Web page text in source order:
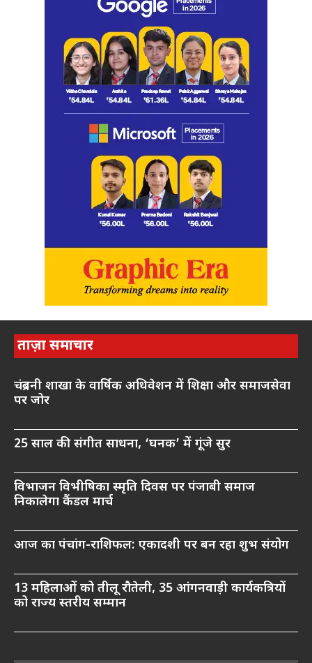
ताज़ा समाचार
चंद्रबनी शाखा के वार्षिक अधिवेशन में शिक्षा और समाजसेवा
पर जोर
25 साल की संगीत साधना, ‘घनक’ में गूंजे सुर
विभाजन विभीषिका स्मृति दिवस पर पंजाबी समाज
निकालेगा कैंडल मार्च
आज का पंचांग-राशिफल: एकादशी पर बन रहा शुभ संयोग
13 महिलाओं को तीलू रौतेली, 35 आंगनवाड़ी कार्यकत्रियों
को राज्य स्तरीय सम्मान